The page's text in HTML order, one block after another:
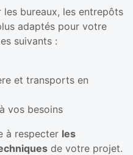
bureaux, les entrepôts
adaptés pour votre
suivants :
et transports en
vos besoins
à respecter les
de votre projet.